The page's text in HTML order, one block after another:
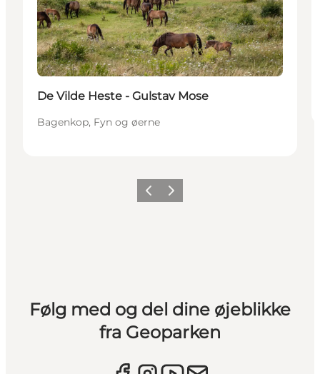
De Vilde Heste - Gulstav Mose
Bagenkop, Fyn og øerne
ForrigeNæste
Følg med og del dine øjeblikke
fra Geoparken